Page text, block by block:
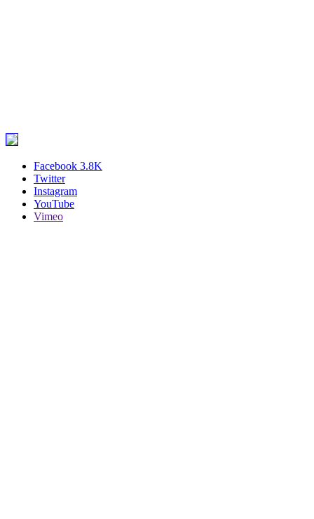
Facebook 3.8K
Twitter
Instagram
YouTube
Vimeo